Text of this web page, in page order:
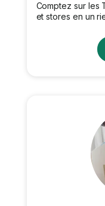
Comptez sur les
et stores en un